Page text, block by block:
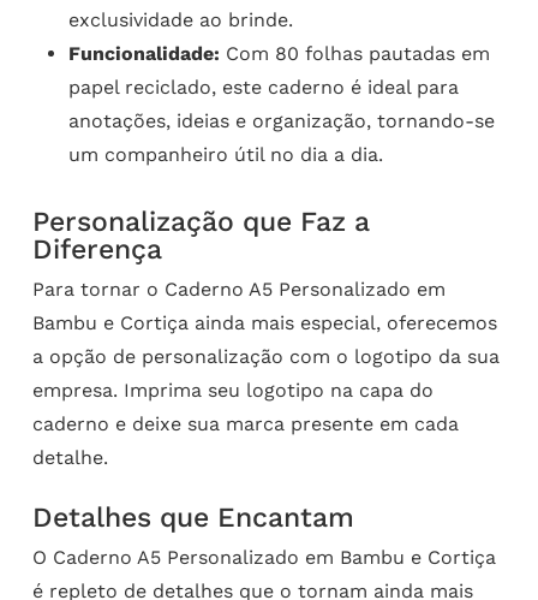
exclusividade ao brinde.
Funcionalidade: Com 80 folhas pautadas em
papel reciclado, este caderno é ideal para
anotações, ideias e organização, tornando-se
um companheiro útil no dia a dia.
Personalização que Faz a
Diferença
Para tornar o Caderno A5 Personalizado em
Bambu e Cortiça ainda mais especial, oferecemos
a opção de personalização com o logotipo da sua
empresa. Imprima seu logotipo na capa do
caderno e deixe sua marca presente em cada
detalhe.
Detalhes que Encantam
O Caderno A5 Personalizado em Bambu e Cortiça
é repleto de detalhes que o tornam ainda mais